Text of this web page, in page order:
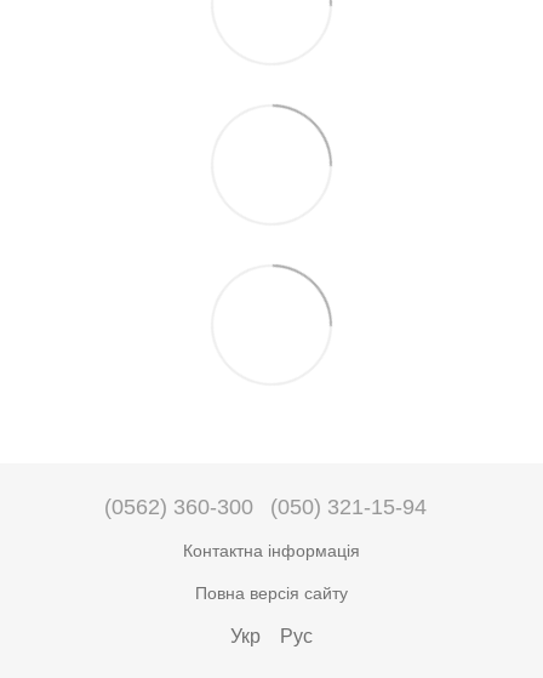
(0562) 360-300 (050) 321-15-94
Контактна інформація
Повна версія сайту
Укр Рус